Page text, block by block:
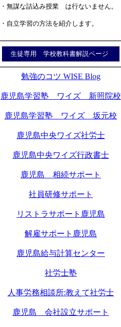
・無謀な詰込み授業 は行ないません。
・自立学習の方法を紹介します。
生徒専用 学校教科書解説ページ
勉強のコツ WISE Blog
鹿児島学習塾 ワイズ 新照院校
鹿児島学習塾 ワイズ 坂元校
鹿児島中央ワイズ社労士
鹿児島中央ワイズ行政書士
鹿児島 相続サポート
社員研修サポート
リストラサポート鹿児島
解雇サポート鹿児島
鹿児島給与計算センター
社労士塾
人事労務相談所:教えて社労士
鹿児島 会社設立サポート